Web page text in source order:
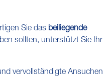
Sie das beiliegende
sollten, unterstützt Sie Ihr
vervollständigte Ansuchen